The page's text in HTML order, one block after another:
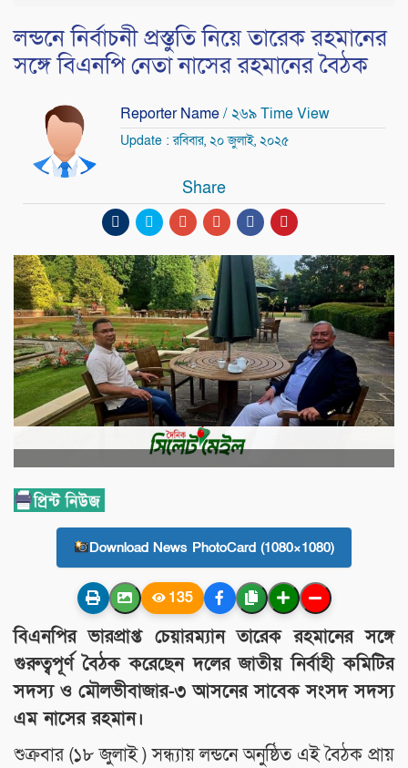
লন্ডনে নির্বাচনী প্রস্তুতি নিয়ে তারেক রহমানের
সঙ্গে বিএনপি নেতা নাসের রহমানের বৈঠক
Reporter Name/ ২৬৯ Time View
Update : রবিবার, ২০ জুলাই, ২০২৫
Share
Download News PhotoCard (1080×1080)
135
বিএনপির ভারপ্রাপ্ত চেয়ারম্যান তারেক রহমানের সঙ্গে
গুরুত্বপূর্ণ বৈঠক করেছেন দলের জাতীয় নির্বাহী কমিটির
সদস্য ও মৌলভীবাজার-৩ আসনের সাবেক সংসদ সদস্য
এম নাসের রহমান।
শুক্রবার (১৮ জুলাই ) সন্ধ্যায় লন্ডনে অনুষ্ঠিত এই বৈঠক প্রায়